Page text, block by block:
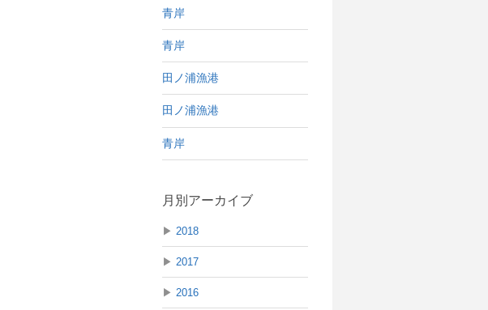
青岸
青岸
田ノ浦漁港
田ノ浦漁港
青岸
月別アーカイブ
▶ 2018
▶ 2017
▶ 2016